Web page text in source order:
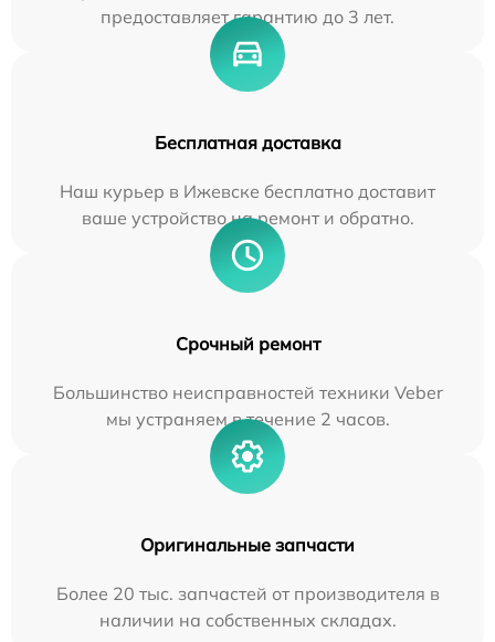
предоставляет гарантию до 3 лет.
Бесплатная доставка
Наш курьер в Ижевске бесплатно доставит
ваше устройство на ремонт и обратно.
Срочный ремонт
Большинство неисправностей техники Veber
мы устраняем в течение 2 часов.
Оригинальные запчасти
Более 20 тыс. запчастей от производителя в
наличии на собственных складах.